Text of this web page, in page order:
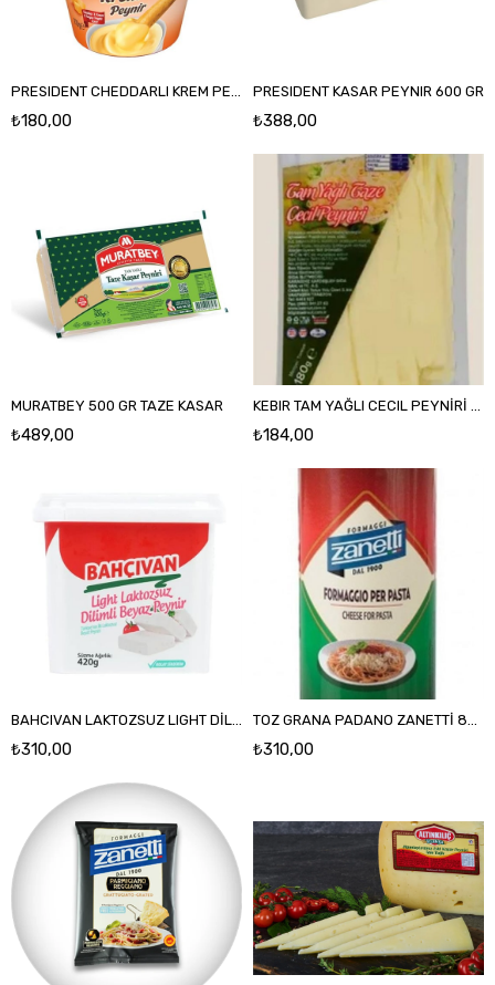
PRESIDENT CHEDDARLI KREM PEYNIR 270 GR
₺180,00
PRESIDENT KASAR PEYNIR 600 GR
₺388,00
MURATBEY 500 GR TAZE KASAR
₺489,00
KEBIR TAM YAĞLI CECIL PEYNİRİ 180 GR
₺184,00
BAHCIVAN LAKTOZSUZ LIGHT DİL. BEYAZ PEYNIR 420 GR
₺310,00
TOZ GRANA PADANO ZANETTİ 80 GR
₺310,00